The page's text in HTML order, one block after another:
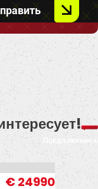
Предложение
€ 24990